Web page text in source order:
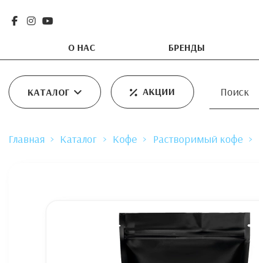
О НАС БРЕНДЫ
КАТАЛОГ АКЦИИ
Главная Каталог Кофе Растворимый кофе